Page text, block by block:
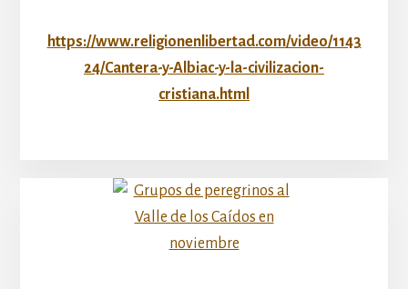
https://www.religionenlibertad.com/video/1143
24/Cantera-y-Albiac-y-la-civilizacion-
cristiana.html